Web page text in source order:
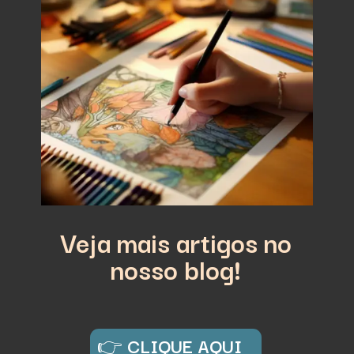
Veja mais artigos no
nosso blog!
👉 CLIQUE AQUI